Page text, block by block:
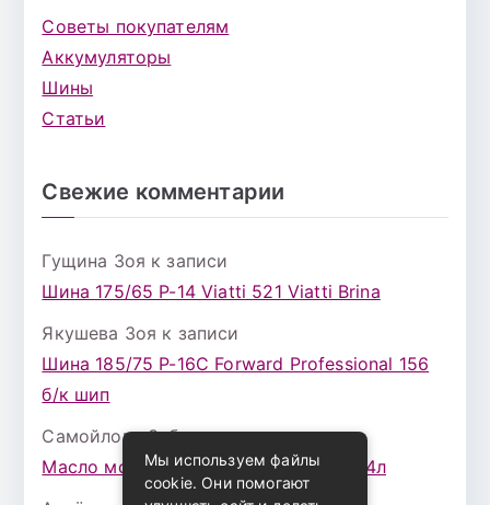
Советы покупателям
Аккумуляторы
Шины
Статьи
Свежие комментарии
Гущина Зоя к записи
Шина 175/65 Р-14 Viatti 521 Viatti Brina
Якушева Зоя к записи
Шина 185/75 Р-16С Forward Professional 156
б/к шип
Самойлова Забавак записи
Масло моторное ZIC X7 (A+) 10W30 4л
Мы используем файлы
cookie. Они помогают